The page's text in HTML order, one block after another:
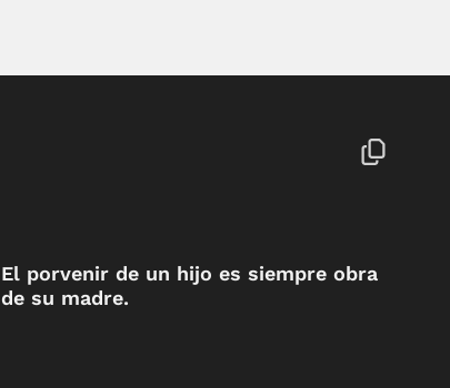
El porvenir de un hijo es siempre obra
de su madre.